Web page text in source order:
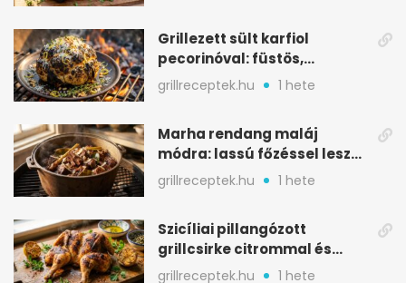
Grillezett sült karfiol
pecorinóval: füstös,
karamellizált nyári kedvenc
grillreceptek.hu 1 hete
Marha rendang maláj
módra: lassú főzéssel lesz
igazán szaftos
grillreceptek.hu 1 hete
Szicíliai pillangózott
grillcsirke citrommal és
oregánóval
grillreceptek.hu 1 hete